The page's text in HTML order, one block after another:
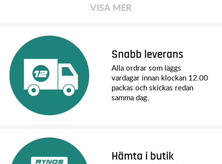
VISA MER
Snabb leverans
Alla ordrar som läggs
vardagar innan klockan 12.00
packas och skickas redan
samma dag.
Hämta i butik